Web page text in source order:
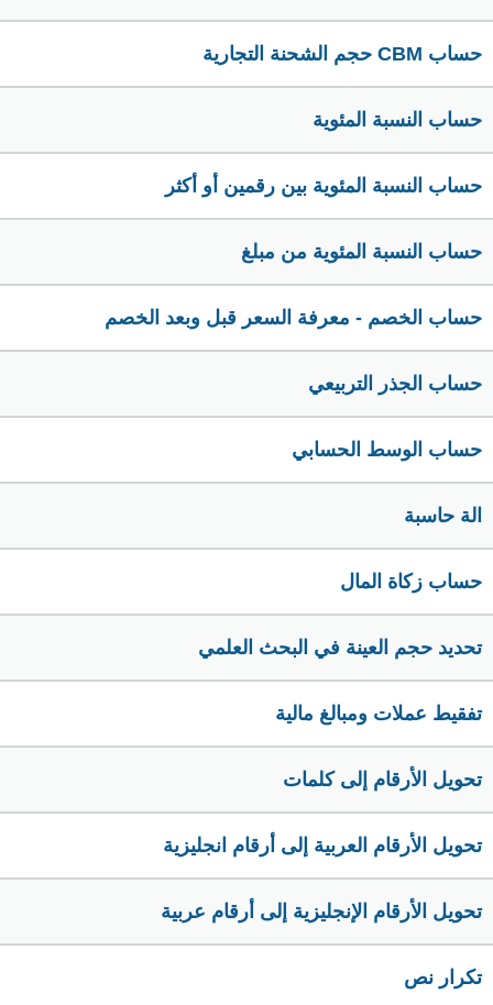
حساب CBM حجم الشحنة التجارية
حساب النسبة المئوية
حساب النسبة المئوية بين رقمين أو أكثر
حساب النسبة المئوية من مبلغ
حساب الخصم - معرفة السعر قبل وبعد الخصم
حساب الجذر التربيعي
حساب الوسط الحسابي
الة حاسبة
حساب زكاة المال
تحديد حجم العينة في البحث العلمي
تفقيط عملات ومبالغ مالية
تحويل الأرقام إلى كلمات
تحويل الأرقام العربية إلى أرقام انجليزية
تحويل الأرقام الإنجليزية إلى أرقام عربية
تكرار نص